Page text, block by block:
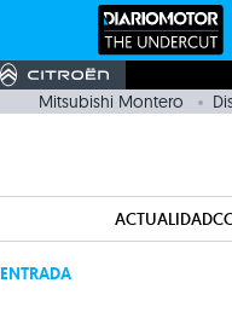
Mitsubishi Montero
ACTUALIDAD
ENTRADA